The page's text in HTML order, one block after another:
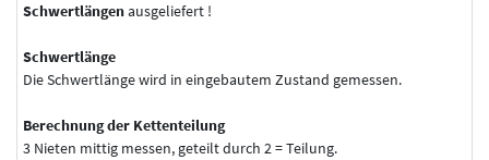
Schwertlängenausgeliefert !
Schwertlänge
Die Schwertlänge wird in eingebautem Zustand gemessen.
Berechnung der Kettenteilung
3 Nieten mittig messen, geteilt durch 2 = Teilung.